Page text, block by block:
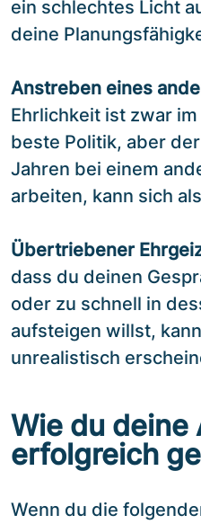
ein schlechtes Licht
deine
Anstreben eines
Ehrlichkeit ist zwar
beste Politik, aber
Jahren bei einem
arbeiten, kann sich
Übertriebener
dass du deinen
oder zu schnell in
aufsteigen willst,
unrealistisch
Wie du deine
erfolgreich
Wenn du die